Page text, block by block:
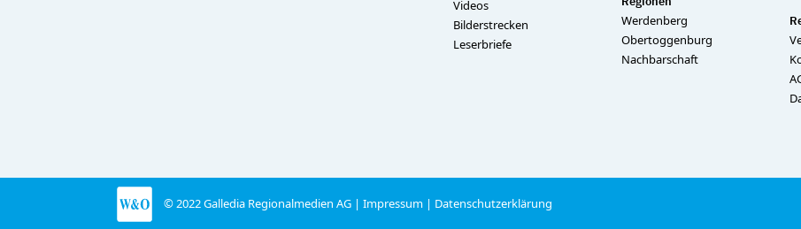
Videos
Bilderstrecken
Leserbriefe
Werdenberg
Obertoggenburg
Nachbarschaft
© 2022 Galledia Regionalmedien AG | Impressum | Datenschutzerklärung